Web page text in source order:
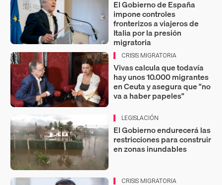
El Gobierno de España
impone controles
fronterizos a viajeros de
Italia por la presión
migratoria
CRISIS MIGRATORIA
Vivas calcula que todavía
hay unos 10.000 migrantes
en Ceuta y asegura que "no
va a haber papeles"
LEGISLACIÓN
El Gobierno endurecerá las
restricciones para construir
en zonas inundables
CRISIS MIGRATORIA